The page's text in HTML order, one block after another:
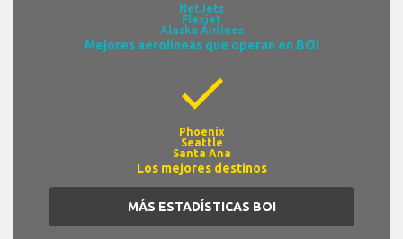
NetJets
Flexjet
Alaska Airlines
Mejores aerolíneas que operan en BOI
check
Phoenix
Seattle
Santa Ana
Los mejores destinos
MÁS ESTADÍSTICAS BOI